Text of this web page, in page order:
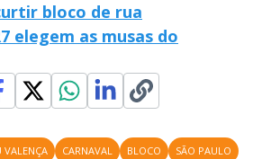
bloco de rua
elegem as musas do
VALENÇA CARNAVAL BLOCO SÃO PAULO